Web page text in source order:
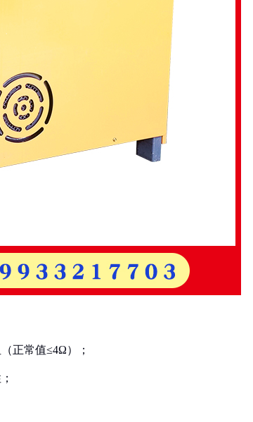
正常值≤4Ω）；